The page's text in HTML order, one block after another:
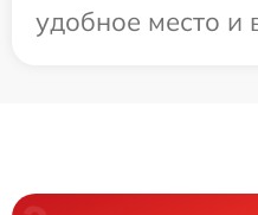
удобное место и